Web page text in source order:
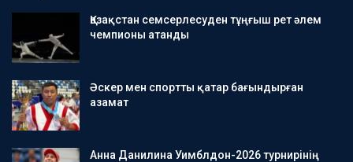
Қазақстан семсерлесуден тұңғыш рет әлем
чемпионы атанды
Әскер мен спортты қатар бағындырған
азамат
Анна Данилина Уимблдон-2026 турнирінің